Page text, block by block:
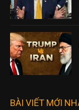
BÀI VIẾT MỚI